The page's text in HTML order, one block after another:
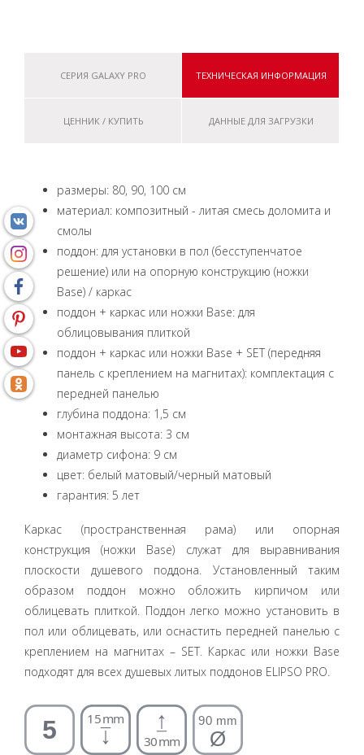
СЕРИЯ GALAXY PRO ТЕХНИЧЕСКАЯ ИНФОРМАЦИЯ
ЦЕННИК / КУПИТЬ ДАННЫЕ ДЛЯ ЗАГРУЗКИ
размеры: 80, 90, 100 см
материал: композитный - литая смесь доломита и
смолы
поддон: для установки в пол (бесступенчатое
решение) или на опорную конструкцию (ножки
Base) / каркас
поддон + каркас или ножки Base: для
облицовывания плиткой
поддон + каркас или ножки Base + SET (передняя
панель с креплением на магнитах): комплектация с
передней панелью
глубина поддона: 1,5 см
монтажная высота: 3 см
диаметр сифона: 9 см
цвет: белый матовый/черный матовый
гарантия: 5 лет
Каркас (пространственная рама) или опорная
конструкция (ножки Base) служат для выравнивания
плоскости душевого поддона. Установленный таким
образом поддон можно обложить кирпичом или
облицевать плиткой. Поддон легко можно установить в
пол или облицевать, или оснастить передней панелью с
креплением на магнитах – SET. Каркас или ножки Base
подходят для всех душевых литых поддонов ELIPSO PRO.